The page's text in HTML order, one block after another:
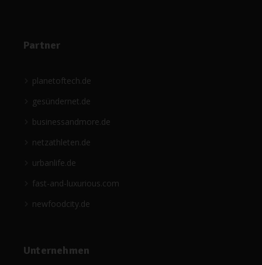
Partner
planetoftech.de
gesündernet.de
businessandmore.de
netzathleten.de
urbanlife.de
fast-and-luxurious.com
newfoodcity.de
Unternehmen